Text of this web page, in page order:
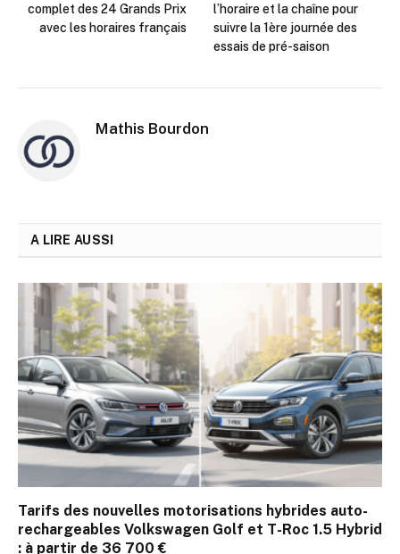
complet des 24 Grands Prix
avec les horaires français
l’horaire et la chaîne pour
suivre la 1ère journée des
essais de pré-saison
Mathis Bourdon
A LIRE AUSSI
Tarifs des nouvelles motorisations hybrides auto-
rechargeables Volkswagen Golf et T-Roc 1.5 Hybrid
: à partir de 36 700 €